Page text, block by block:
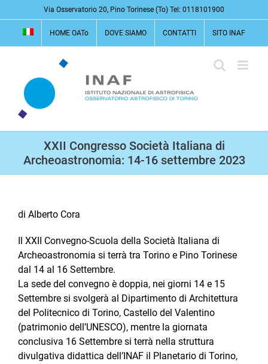
al
contenuto
Via Osservatorio 20, Pino Torinese (To) Tel: 0118101900
HOME OATo DOVE SIAMO CONTATTI SITO INAF
XXII Congresso Società Italiana di
Archeoastronomia: 14-16 settembre 2023
di Alberto Cora
Il XXII Convegno-Scuola della Società Italiana di
Archeoastronomia si terrà tra Torino e Pino Torinese
dal 14 al 16 Settembre.
La sede del convegno è doppia, nei giorni 14 e 15
Settembre si svolgerà al Dipartimento di Architettura
del Politecnico di Torino, Castello del Valentino
(patrimonio dell’UNESCO), mentre la giornata
conclusiva 16 Settembre si terrà nella struttura
divulgativa didattica dell’INAF il Planetario di Torino,